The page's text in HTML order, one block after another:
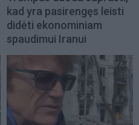
kad yra pasirengęs leisti
didėti ekonominiam
spaudimui Iranui